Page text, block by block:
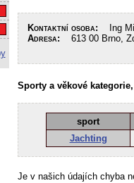
Kontaktní osoba: Ing
Adresa: 613 00 Brno,
Sporty a věkové
sport
Jachting
Je v našich údajích chyba